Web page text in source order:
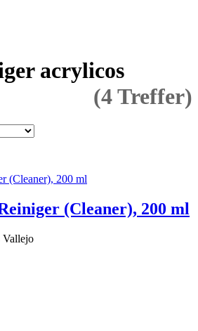
acrylicos
(4 Treffer)
(Cleaner), 200 ml